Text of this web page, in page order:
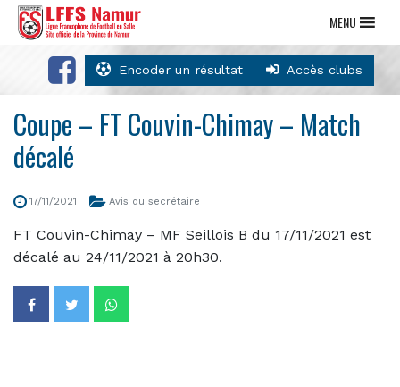
Encoder un résultat Accès clubs
MENU
Coupe – FT Couvin-Chimay – Match
décalé
17/11/2021 Avis du secrétaire
FT Couvin-Chimay – MF Seillois B du 17/11/2021 est
décalé au 24/11/2021 à 20h30.